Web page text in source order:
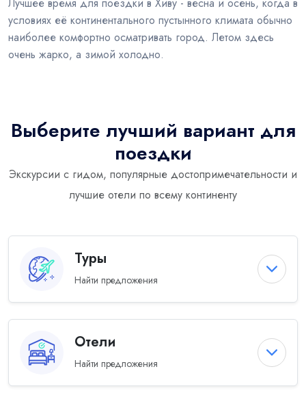
условиях её континентального пустынного климата обычно
наиболее комфортно осматривать город. Летом здесь
очень жарко, а зимой холодно.
Выберите лучший вариант для
поездки
Экскурсии с гидом, популярные достопримечательности и
лучшие отели по всему континенту
Туры
Найти предложения
Отели
Найти предложения